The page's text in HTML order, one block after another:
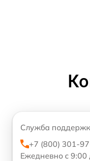
Служба
+7 (800) 301-
Ежедневно с 9:00